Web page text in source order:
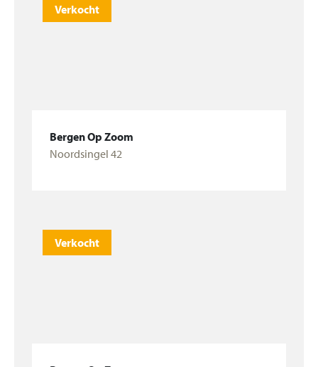
Verkocht
Bergen Op Zoom
Noordsingel 42
Verkocht